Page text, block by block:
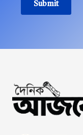
Submit